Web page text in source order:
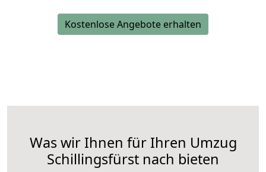
Kostenlose Angebote erhalten
Was wir Ihnen für Ihren Umzug
Schillingsfürst nach bieten